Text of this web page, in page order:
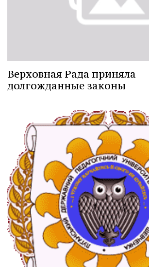
Верховная Рада приняла
долгожданные законы